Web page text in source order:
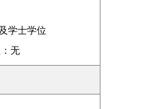
学士学位
无